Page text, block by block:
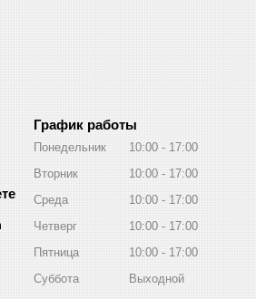
График работы
Понедельник 10:00
17:00
Вторник
10:00
17:00
Среда
10:00
17:00
Четверг
10:00
17:00
Пятница
10:00
17:00
Суббота
Выходной